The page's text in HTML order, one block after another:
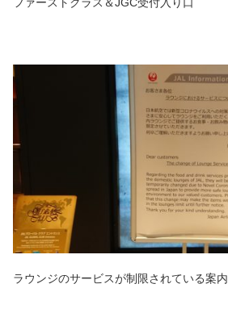
ラウンジのサービスが制限されている案内